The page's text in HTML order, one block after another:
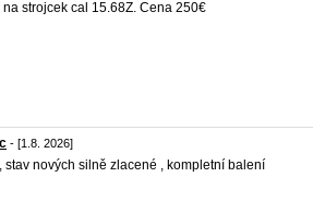
strojcek cal 15.68Z. Cena 250€
- [1.8. 2026]
stav nových silně zlacené , kompletní balení